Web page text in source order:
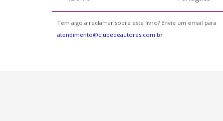
Tem algo a reclamar sobre este livro? Envie um email para
atendimento@clubedeautores.com.br